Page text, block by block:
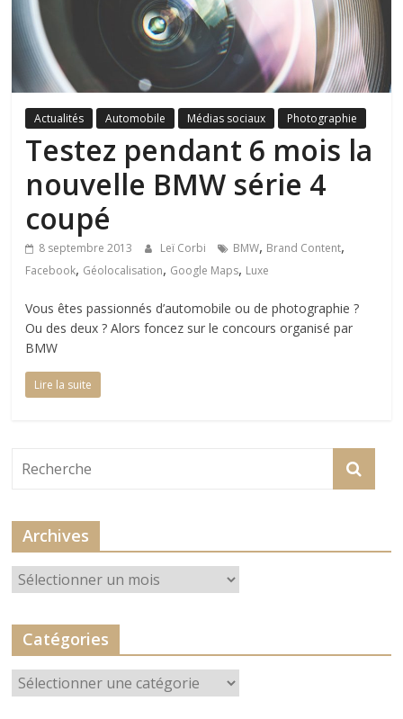
Actualités Automobile Médias sociaux Photographie
Testez pendant 6 mois la
nouvelle BMW série 4
coupé
8 septembre 2013 Leï Corbi BMW, Brand Content,
Facebook, Géolocalisation, Google Maps, Luxe
Vous êtes passionnés d’automobile ou de photographie ?
Ou des deux ? Alors foncez sur le concours organisé par
BMW
Lire la suite
Archives
Archives
Catégories
Catégories